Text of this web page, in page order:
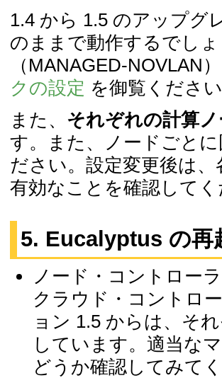
1.4 から 1.5 のアップグ
のままで動作するでし
（MANAGED-
クの設定 を御覧くださ
また、 それぞれの計算
す。また、ノードごと
ださい。設定変更後は
有効なことを確認して
5. Eucalyptus の再
ノード・コントロー
クラウド・コントロ
ョン 1.5 からは、そ
しています。適当な
どうか確認してみて